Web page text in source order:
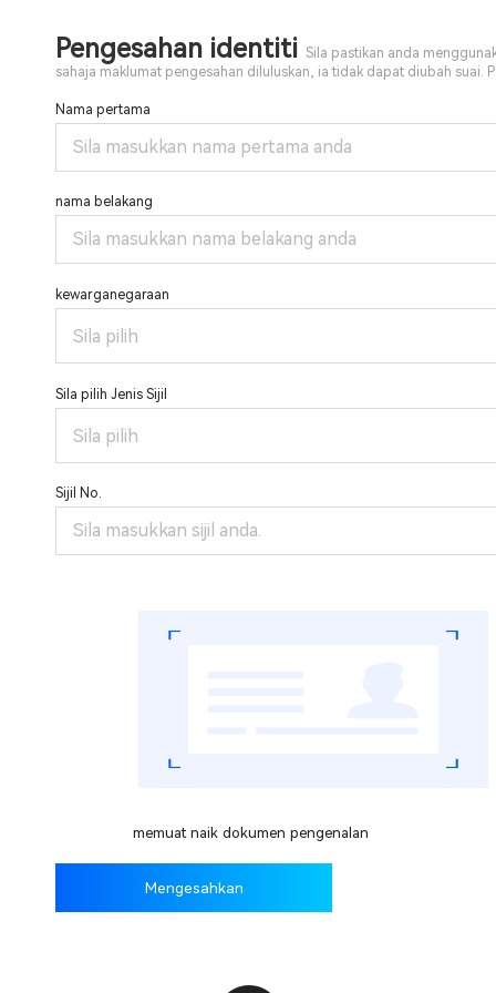
Pengesahan identiti Sila pastikan anda
sahaja maklumat pengesahan diluluskan, ia tidak dapat diubah suai.
Nama pertama
nama belakang
kewarganegaraan
Sila pilih
Sila pilih Jenis Sijil
Sila pilih
Sijil No.
memuat naik dokumen pengenalan
Mengesahkan